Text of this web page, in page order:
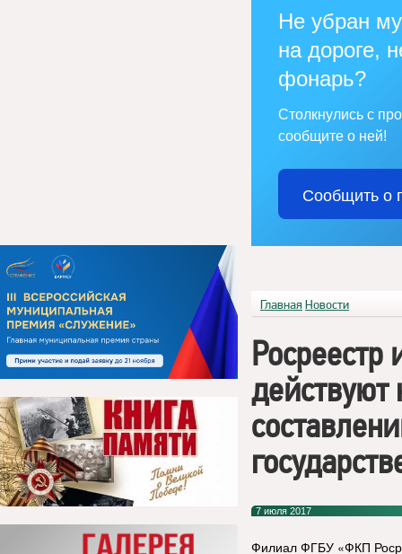
Не убран
на дороге,
фонарь?
Столкнулись с
сообщите о ней!
Сообщить о
Главная Новости
Росреестр
действуют
7 июля 2017
Филиал ФГБУ «ФКП